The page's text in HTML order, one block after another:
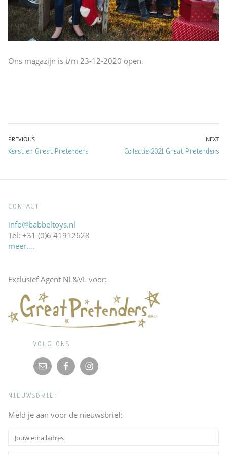
Ons magazijn is t/m 23-12-2020 open.
Bericht
navigatie
PREVIOUS
Previous
Kerst en Great Pretenders
NEXT
Next
Collectie 2021 Great Pretenders
CONTACT
info@babbeltoys.nl
Tel: +31 (0)6 41912628
meer….
Exclusief Agent NL&VL voor:
VOLG ONS
NIEUWSBRIEF
Meld je aan voor de nieuwsbrief: